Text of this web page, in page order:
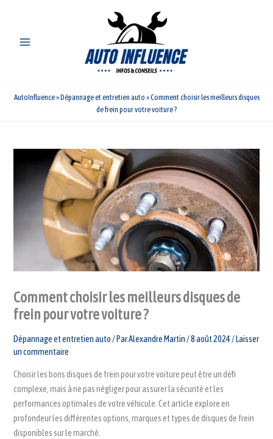
AutoInfluence»Dépannage et entretien auto »Comment choisir les meilleurs disques
de frein pour votre voiture ?
Comment choisir les meilleurs disques de
frein pour votre voiture ?
Dépannage et entretien auto / ParAlexandre Martin /8 août 2024/Laisser
un commentaire
Choisir les bons disques de frein pour votre voiture peut être un défi
complexe, mais à ne pas négliger pour assurer la sécurité et les
performances optimales de votre véhicule. Cet article explore en
profondeur les différentes options, marques et types de disques de frein
disponibles sur le marché.